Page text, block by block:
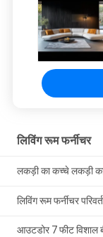
लिविंग रूम फर्नीचर
लकड़ी का कच्चे लकड़ी
लिविंग रूम फर्नीचर
आउटडोर 7 फीट विशाल